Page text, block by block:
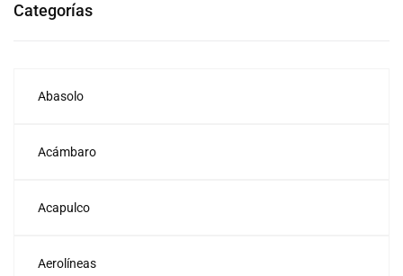
Categorías
Abasolo
Acámbaro
Acapulco
Aerolíneas